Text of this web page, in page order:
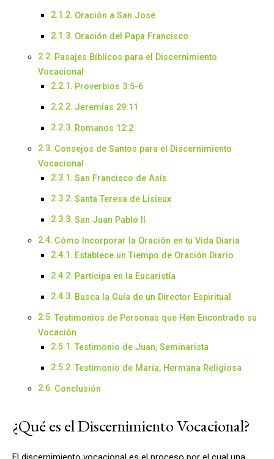
Oración a San José
Oración del Papa Francisco
Pasajes Bíblicos para el Discernimiento
Vocacional
Proverbios 3:5-6
Jeremías 29:11
Romanos 12:2
Consejos de Santos para el Discernimiento
Vocacional
San Francisco de Asís
Santa Teresa de Lisieux
San Juan Pablo II
Cómo Incorporar la Oración en tu Vida Diaria
Establece un Tiempo de Oración Diario
Participa en la Eucaristía
Busca la Guía de un Director Espiritual
Testimonios de Personas que Han Encontrado su
Vocación
Testimonio de Juan, Seminarista
Testimonio de María, Hermana Religiosa
Conclusión
¿Qué es el Discernimiento Vocacional?